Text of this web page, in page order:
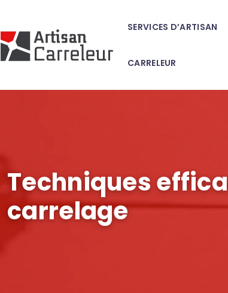
SERVICES D’ARTISAN
CARRELEUR
Techniques
carrelage